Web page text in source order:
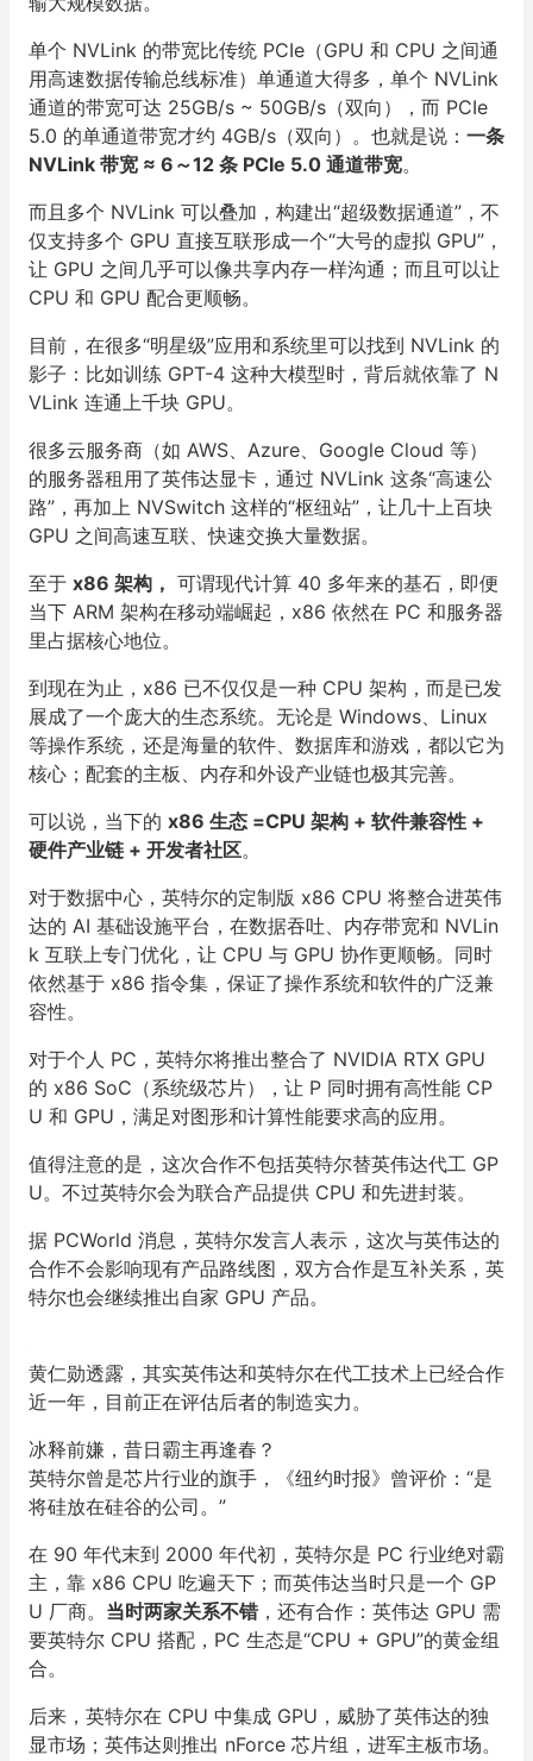
单个 NVLink 的带宽比传统 PCIe（GPU 和 CPU 之间通
用高速数据传输总线标准）单通道大得多，单个 NVLink
通道的带宽可达 25GB/s ~ 50GB/s（双向），而 PCIe
5.0 的单通道带宽才约 4GB/s（双向）。也就是说： 一条
NVLink 带宽 ≈ 6～12 条 PCIe 5.0 通道带宽。
而且多个 NVLink 可以叠加，构建出“超级数据通道”，不
仅支持多个 GPU 直接互联形成一个“大号的虚拟 GPU”，
让 GPU 之间几乎可以像共享内存一样沟通；而且可以让
CPU 和 GPU 配合更顺畅。
目前，在很多“明星级”应用和系统里可以找到 NVLink 的
影子：比如训练 GPT-4 这种大模型时，背后就依靠了 N
VLink 连通上千块 GPU。
很多云服务商（如 AWS、Azure、Google Cloud 等）
的服务器租用了英伟达显卡，通过 NVLink 这条“高速公
路”，再加上 NVSwitch 这样的“枢纽站”，让几十上百块
GPU 之间高速互联、快速交换大量数据。
至于 x86 架构， 可谓现代计算 40 多年来的基石，即便
当下 ARM 架构在移动端崛起，x86 依然在 PC 和服务器
里占据核心地位。
到现在为止，x86 已不仅仅是一种 CPU 架构，而是已发
展成了一个庞大的生态系统。无论是 Windows、Linux
等操作系统，还是海量的软件、数据库和游戏，都以它为
核心；配套的主板、内存和外设产业链也极其完善。
可以说，当下的 x86 生态 =CPU 架构 + 软件兼容性 +
硬件产业链 + 开发者社区。
对于数据中心，英特尔的定制版 x86 CPU 将整合进英伟
达的 AI 基础设施平台，在数据吞吐、内存带宽和 NVLin
k 互联上专门优化，让 CPU 与 GPU 协作更顺畅。同时
依然基于 x86 指令集，保证了操作系统和软件的广泛兼
容性。
对于个人 PC，英特尔将推出整合了 NVIDIA RTX GPU
的 x86 SoC（系统级芯片），让 P 同时拥有高性能 CP
U 和 GPU，满足对图形和计算性能要求高的应用。
值得注意的是，这次合作不包括英特尔替英伟达代工 GP
U。不过英特尔会为联合产品提供 CPU 和先进封装。
据 PCWorld 消息，英特尔发言人表示，这次与英伟达的
合作不会影响现有产品路线图，双方合作是互补关系，英
特尔也会继续推出自家 GPU 产品。
黄仁勋透露，其实英伟达和英特尔在代工技术上已经合作
近一年，目前正在评估后者的制造实力。
冰释前嫌，昔日霸主再逢春？
英特尔曾是芯片行业的旗手，《纽约时报》曾评价：“是
将硅放在硅谷的公司。”
在 90 年代末到 2000 年代初，英特尔是 PC 行业绝对霸
主，靠 x86 CPU 吃遍天下；而英伟达当时只是一个 GP
U 厂商。 当时两家关系不错 ，还有合作：英伟达 GPU 需
要英特尔 CPU 搭配，PC 生态是“CPU + GPU”的黄金组
合。
后来，英特尔在 CPU 中集成 GPU，威胁了英伟达的独
显市场；英伟达则推出 nForce 芯片组，进军主板市场。